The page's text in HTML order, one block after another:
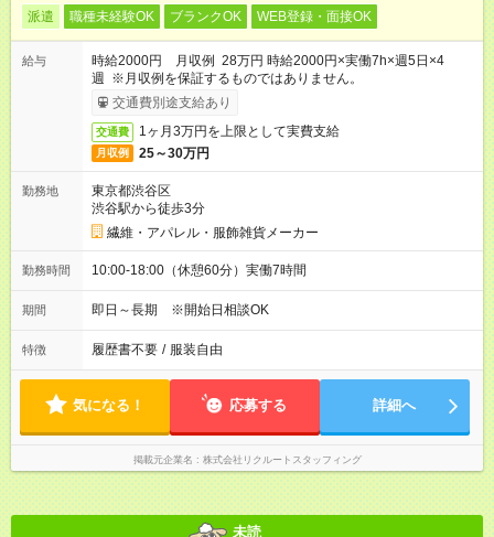
派遣 職種未経験OK ブランクOK WEB登録・面接OK
給与
時給2000円 月収例 28万円 時給2000円×実働7h×週5日×4
週 ※月収例を保証するものではありません。
交通費別途支給あり
交通費 1ヶ月3万円を上限として実費支給
月収例 25～30万円
勤務地
東京都渋谷区
渋谷駅から徒歩3分
繊維・アパレル・服飾雑貨メーカー
勤務時間 10:00-18:00（休憩60分）実働7時間
期間 即日～長期 ※開始日相談OK
特徴 履歴書不要 / 服装自由
気になる！ 応募する 詳細へ
掲載元企業名 株式会社リクルートスタッフィング
未読